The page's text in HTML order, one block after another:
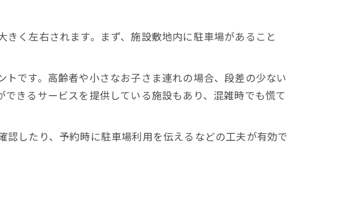
ング施設の特徴
の方法
院の秘訣
る工夫
トニング
く左右されます。まず、施設敷地内に駐車場があること
です。高齢者や小さなお子さま連れの場合、段差の少ない
きるサービスを提供している施設もあり、混雑時でも慌て
したり、予約時に駐車場利用を伝えるなどの工夫が有効で